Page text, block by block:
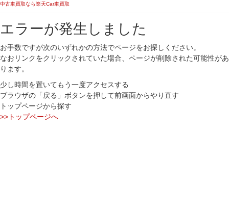
中古車買取なら楽天Car車買取
エラーが発生しました
お手数ですが次のいずれかの方法でページをお探しください。
なおリンクをクリックされていた場合、ページが削除された可能性があ
ります。
少し時間を置いてもう一度アクセスする
ブラウザの「戻る」ボタンを押して前画面からやり直す
トップページから探す
>>トップページへ